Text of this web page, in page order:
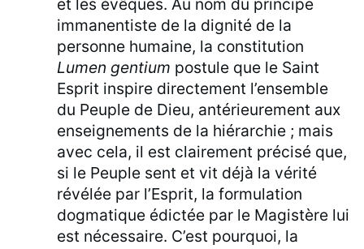
et les évêques. Au nom du principe
immanentiste de la dignité de la
personne humaine, la constitution
Lumen gentium postule que le Saint
Esprit inspire directement l’ensemble
du Peuple de Dieu, antérieurement aux
enseignements de la hiérarchie ; mais
avec cela, il est clairement précisé que,
si le Peuple sent et vit déjà la vérité
révélée par l’Esprit, la formulation
dogmatique édictée par le Magistère lui
est nécessaire. C’est pourquoi, la